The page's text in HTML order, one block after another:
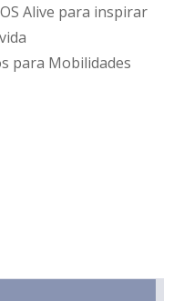
Alive para inspirar
para Mobilidades